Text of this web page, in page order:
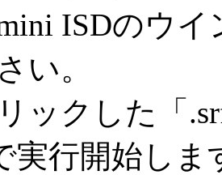
ISDのウ
い。
ックした「
実行開始しま